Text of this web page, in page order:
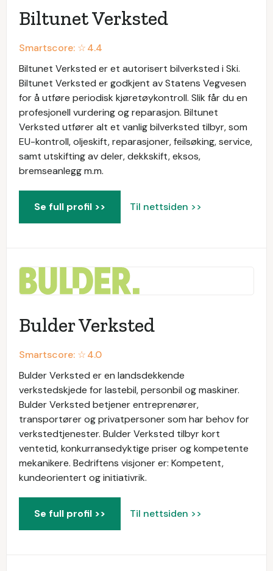
Biltunet Verksted
Smartscore: ☆4.4
Biltunet Verksted er et autorisert bilverksted i Ski.
Biltunet Verksted er godkjent av Statens Vegvesen
for å utføre periodisk kjøretøykontroll. Slik får du en
profesjonell vurdering og reparasjon. Biltunet
Verksted utfører alt et vanlig bilverksted tilbyr, som
EU-kontroll, oljeskift, reparasjoner, feilsøking, service,
samt utskifting av deler, dekkskift, eksos,
bremseanlegg m.m.
Se full profil >> Til nettsiden >>
Bulder Verksted
Smartscore: ☆4.0
Bulder Verksted er en landsdekkende
verkstedskjede for lastebil, personbil og maskiner.
Bulder Verksted betjener entreprenører,
transportører og privatpersoner som har behov for
verkstedtjenester. Bulder Verksted tilbyr kort
ventetid, konkurransedyktige priser og kompetente
mekanikere. Bedriftens visjoner er: Kompetent,
kundeorientert og initiativrik.
Se full profil >> Til nettsiden >>